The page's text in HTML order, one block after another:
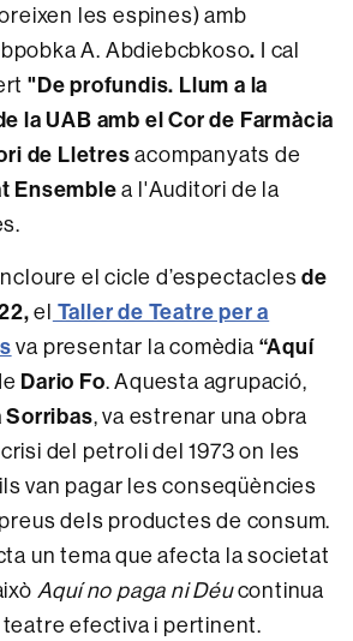
les espines) amb
A. Abdiebcbkoso. I cal
"De profundis. Llum a la
la UAB amb el Cor de Farmàcia
de Lletres acompanyats de
Ensemblea l'Auditori de la
el cicle d’espectacles de
el Taller de Teatre per a
va presentar la comèdia “Aquí
Dario Fo. Aquesta agrupació,
Sorribas, va estrenar una obra
del petroli del 1973 on les
van pagar les conseqüències
dels productes de consum.
un tema que afecta la societat
Aquí no paga ni Déucontinua
efectiva i pertinent.